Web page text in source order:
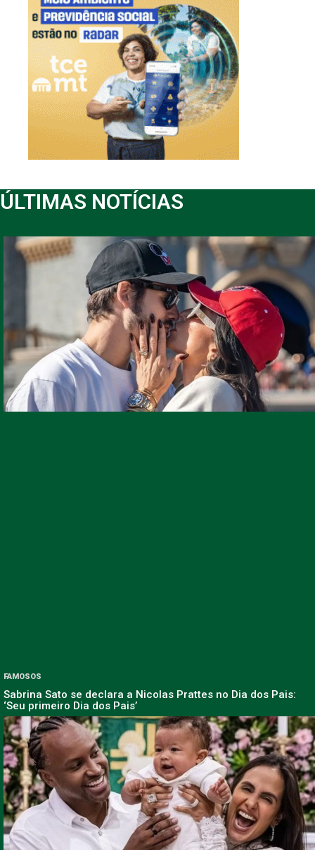
ÚLTIMAS NOTÍCIAS
FAMOSOS
Sabrina Sato se declara a Nicolas Prattes no Dia dos Pais:
‘Seu primeiro Dia dos Pais’